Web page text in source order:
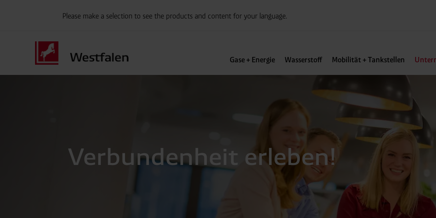
Please make a selection to see the products and content for your language.
Gase + Energie Wasserstoff Mobilität + Tankstellen
Verbundenheit erleben!